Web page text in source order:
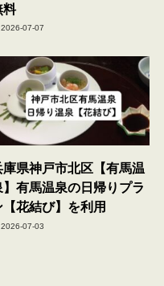
料
2026-07-07
庫県神戸市北区【有馬温
】有馬温泉の日帰りプラ
【花結び】を利用
2026-07-03